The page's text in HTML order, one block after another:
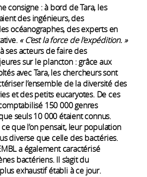
consigne : à bord de Tara, les
des ingénieurs, des
océanographes, des experts en
« C’est la force de l’expédition. »
ses acteurs de faire des
sur le plancton : grâce aux
avec Tara, les chercheurs sont
l’ensemble de la diversité des
et des petits eucaryotes. De ces
150 000 genres
seuls 10 000 étaient connus.
que l’on pensait, leur population
diverse que celle des bactéries.
a également caractérisé
bactériens. Il s’agit du
exhaustif établi à ce jour.